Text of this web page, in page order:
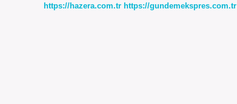
https://hazera.com.tr https://gundemekspres.com.tr